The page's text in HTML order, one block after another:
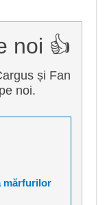
noi 👍
și Fan
noi.
mărfurilor